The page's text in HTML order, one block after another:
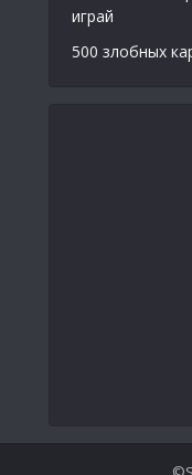
играй
500 злобных